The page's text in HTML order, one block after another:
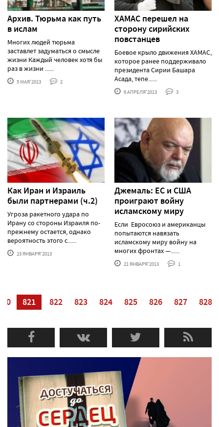
Архив. Тюрьма как путь
в ислам
Многих людей тюрьма
заставлет задуматься о смысле
жизни Каждый человек хотя бы
раз в жизни ......
5 МАЯ'2013 2
ХАМАС перешел на
сторону сирийских
повстанцев
Боевое крыло движения ХАМАС,
которое ранее поддерживало
президента Сирии Башара
Асада, тепе......
6 АПРЕЛЯ'2013 3
Как Иран и Израиль
были партнерами (ч.2)
Угроза ракетного удара по
Ирану со стороны Израиля по-
прежнему остается, однако
вероятность этого с......
23 ЯНВАРЯ'2013
Джемаль: ЕС и США
проиграют войну
исламскому миру
Если Евросоюз и американцы
попытаются навязать
исламскому миру войну на
многих фронтах —......
21 ЯНВАРЯ'2013 1
821 822 823 824 825 826 827 828